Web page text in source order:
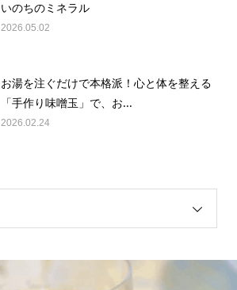
2026.05.02
「手作り味噌玉」で、お...
2026.02.24